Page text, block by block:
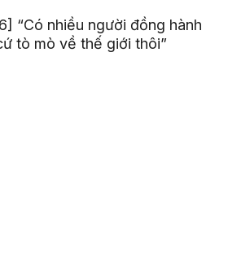
“Có nhiều người đồng hành
tò mò về thế giới thôi”